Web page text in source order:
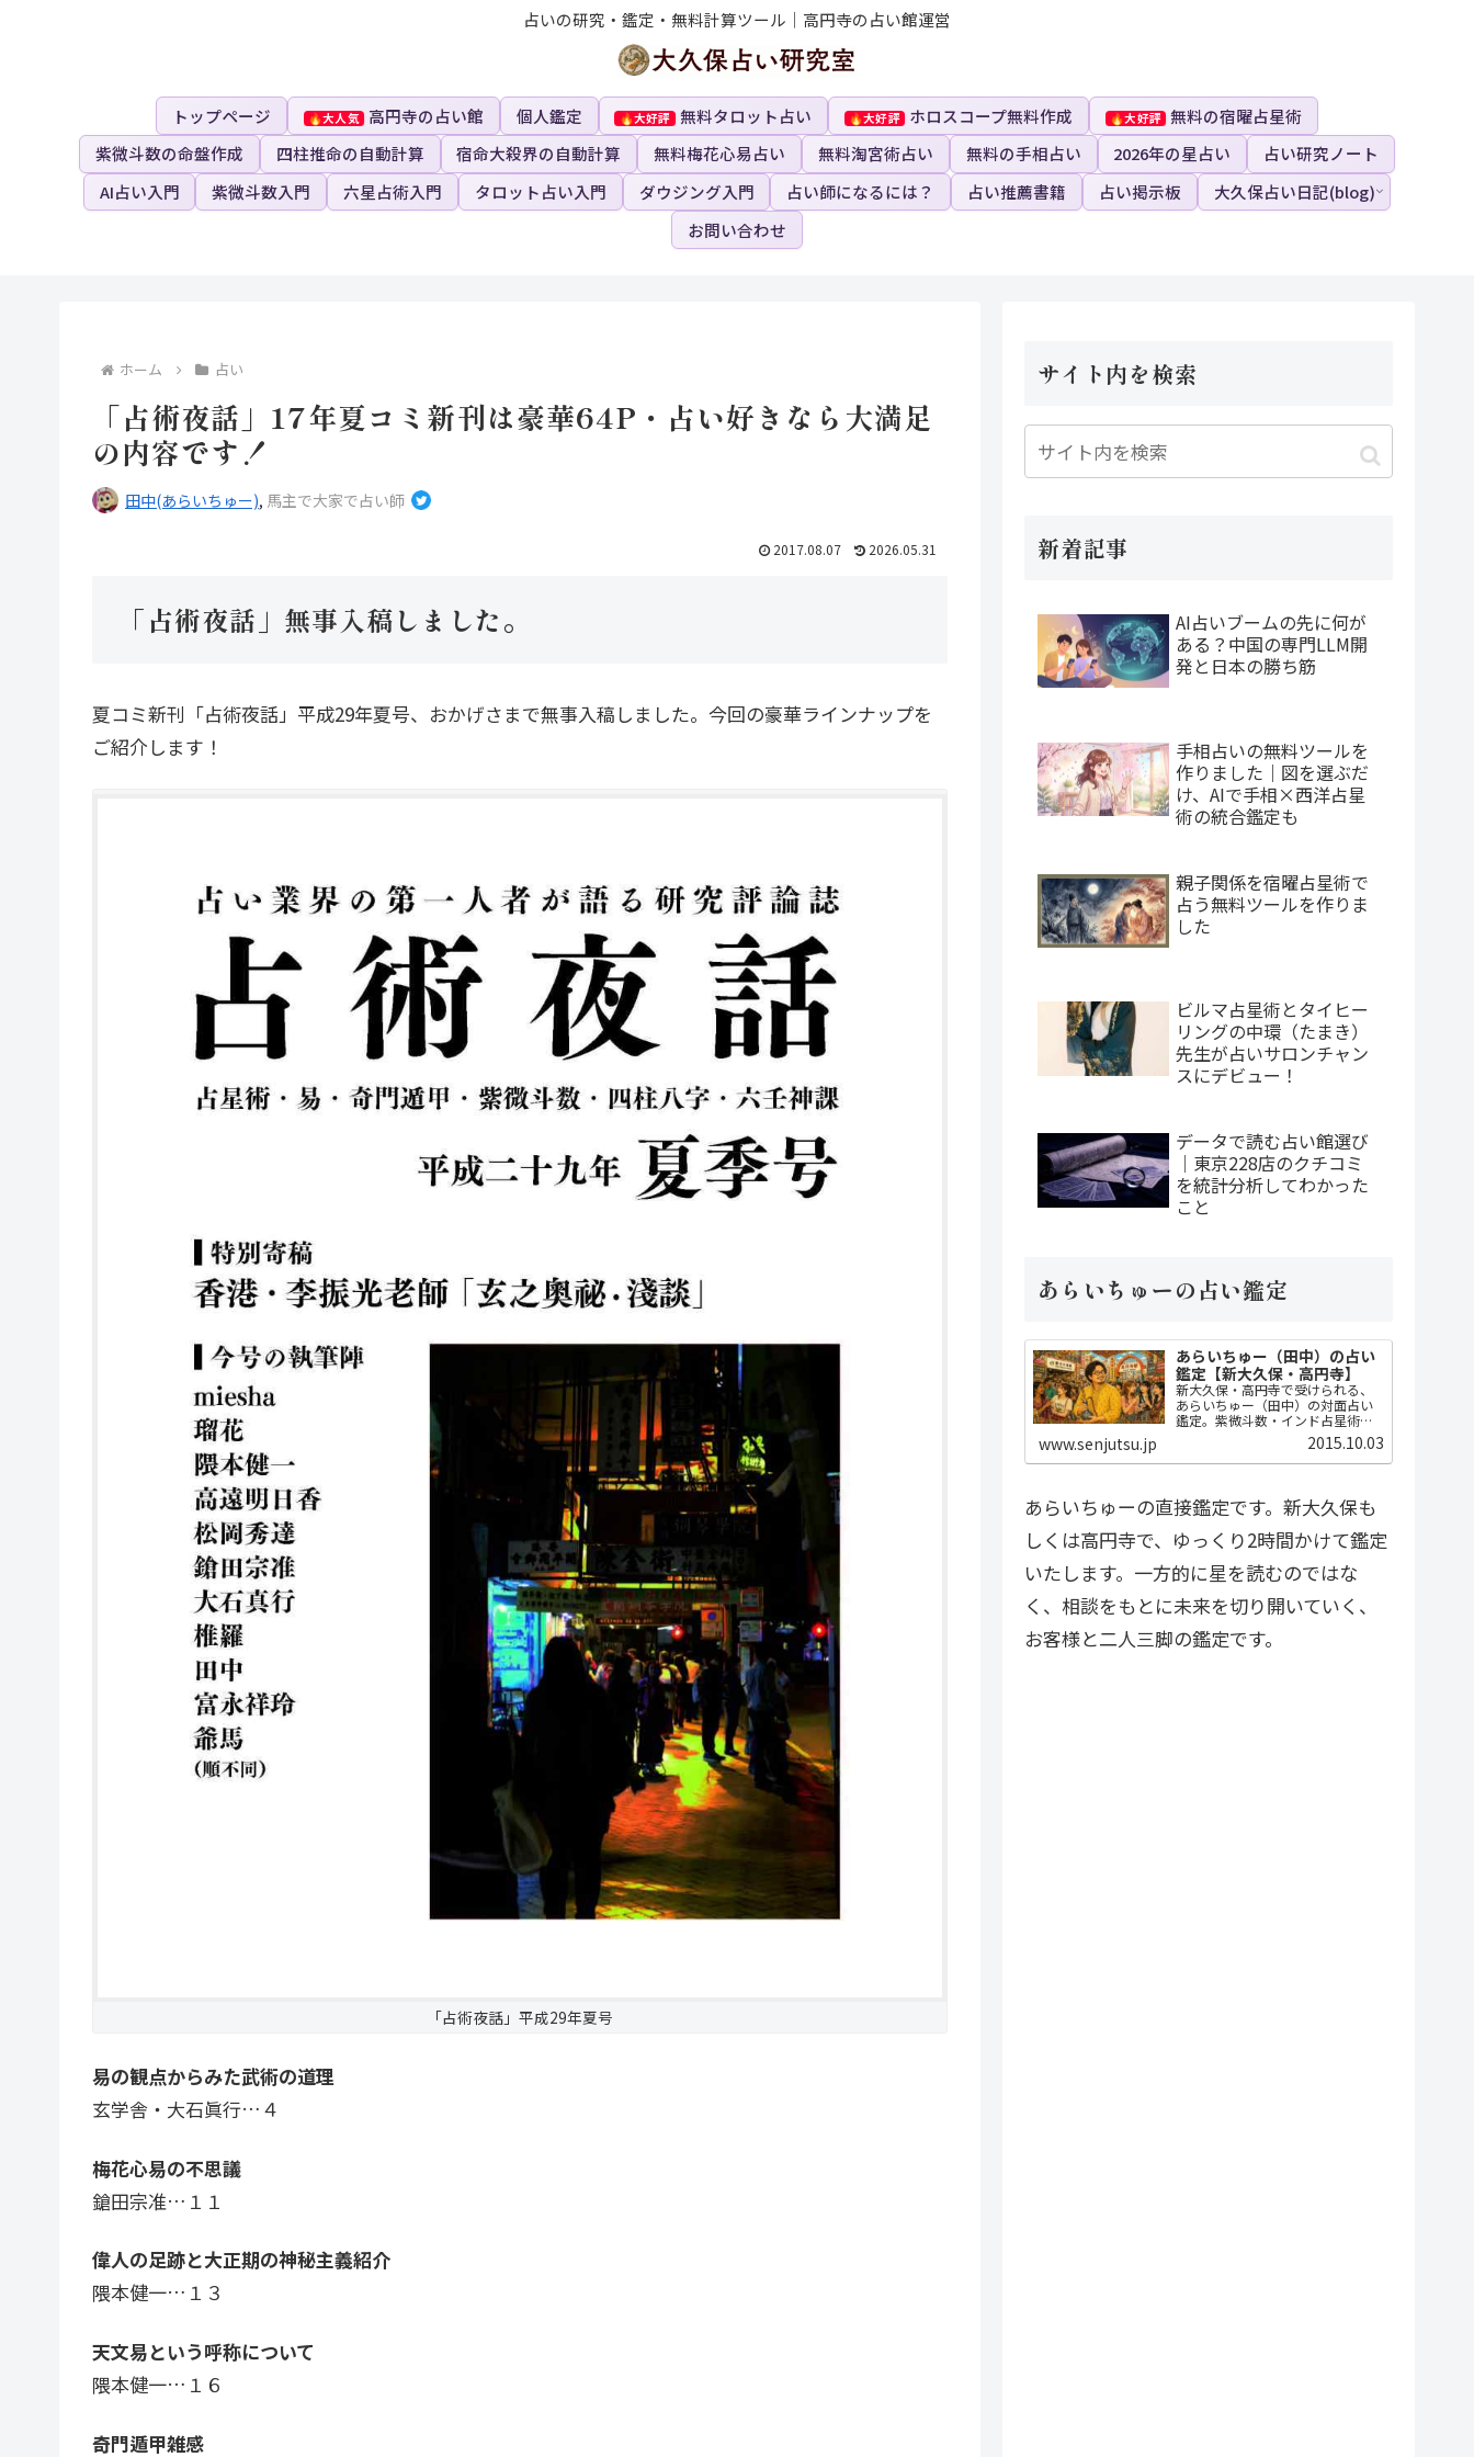
占いの研究・鑑定・無料計算ツール｜高円寺の占い館運営
トップページ 高円寺の占い館 個人鑑定 無料タロット占い ホロスコープ無料作成
無料の宿曜占星術
紫微斗数の命盤作成
四柱推命の自動計算 宿命大殺界の自動計算 無料梅花心易占い 無料淘宮術占い 無料の手相占い 2026年の星占い
占い研究ノート
AI占い入門
紫微斗数入門 六星占術入門 タロット占い入門 ダウジング入門 占い師になるには？ 占い推薦書籍 占い掲示板
大久保占い日記(blog)
お問い合わせ
ホーム 占い
「占術夜話」17年夏コミ新刊は豪華64P・占い好きなら大満足
の内容です！
田中(あらいちゅー), 馬主で大家で占い師
2017.08.07 2026.05.31
「占術夜話」無事入稿しました。
夏コミ新刊「占術夜話」平成29年夏号、おかげさまで無事入稿しました。今回の豪華ラインナップを
ご紹介します！
「占術夜話」平成29年夏号
易の観点からみた武術の道理
玄学舎・大石眞行…４
梅花心易の不思議
鎗田宗准…１１
偉人の足跡と大正期の神秘主義紹介
隈本健一…１３
天文易という呼称について
隈本健一…１６
奇門遁甲雑感
サイト内を検索
新着記事
AI占いブームの先に何が
ある？中国の専門LLM開
発と日本の勝ち筋
手相占いの無料ツールを
作りました｜図を選ぶだ
け、AIで手相×西洋占星
術の統合鑑定も
親子関係を宿曜占星術で
占う無料ツールを作りま
した
ビルマ占星術とタイヒー
リングの中環（たまき）
先生が占いサロンチャン
スにデビュー！
データで読む占い館選び
｜東京228店のクチコミ
を統計分析してわかった
こと
あらいちゅーの占い鑑定
あらいちゅー（田中）の占い
鑑定【新大久保・高円寺】
新大久保・高円寺で受けられる、
あらいちゅー（田中）の対面占い
鑑定。紫微斗数・インド占星術・
ダウジングで2時間かけてじっくり
占い、開運指導までセット。
MBA・FP・宅建士の実務知識に基
す。
www.senjutsu.jp 2015.10.03
あらいちゅーの直接鑑定です。新大久保も
しくは高円寺で、ゆっくり2時間かけて鑑定
いたします。一方的に星を読むのではな
く、相談をもとに未来を切り開いていく、
お客様と二人三脚の鑑定です。